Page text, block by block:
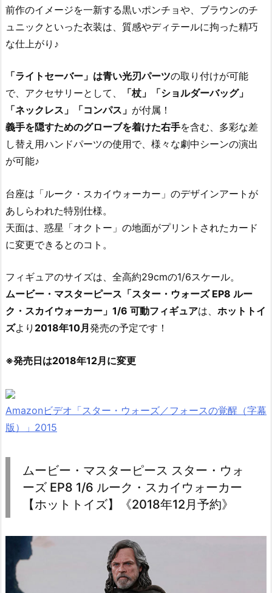
前作のイメージを一新する黒いポンチョや、ブラウンのチ
ュニックといった衣装は、質感やディテールに拘った精巧
な仕上がり♪
「ライトセーバー」は青い光刃パーツの取り付けが可能
で、アクセサリーとして、
「杖」「ショルダーバッグ」
「ネックレス」「コンパス」 が付属！
義手を隠すためのグローブを着けた右手を含む、多彩な差
し替え用ハンドパーツの使用で、様々な劇中シーンの演出
が可能♪
台座は「ルーク・スカイウォーカー」のデザインアートが
あしらわれた特別仕様。
天面は、惑星「オクトー」の地面がプリントされたカード
に変更できるとのコト。
フィギュアのサイズは、全高約29cmの1/6スケール。
ムービー・マスターピース「スター・ウォーズ EP8 ルー
ク・スカイウォーカー」1/6 可動フィギュアは、 ホットトイ
ズより 2018年10月 発売の予定です！
※発売日は2018年12月に変更
Amazonビデオ「スター・ウォーズ／フォースの覚醒（字幕
版）」2015
ムービー・マスターピース スター・ウォ
ーズ EP8 1/6 ルーク・スカイウォーカー
【ホットトイズ】《2018年12月予約》